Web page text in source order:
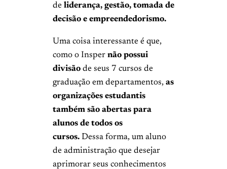
de liderança, gestão, tomada de
decisão e empreendedorismo.
Uma coisa interessante é que,
como o Insper não possui
divisão de seus 7 cursos de
graduação em departamentos, as
organizações estudantis
também são abertas para
alunos de todos os
cursos. Dessa forma, um aluno
de administração que desejar
aprimorar seus conhecimentos